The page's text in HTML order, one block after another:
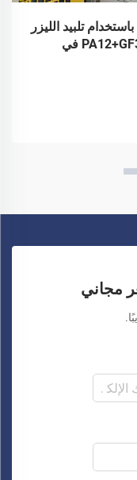
تلبيد الليزر
الانتقائي (SLS): دور مادتي PA12 وPA12+GF30 في
مجاني